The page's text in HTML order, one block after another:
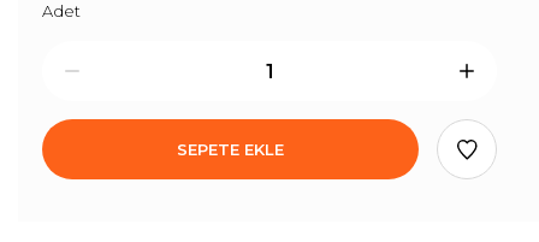
Adet
SEPETE EKLE